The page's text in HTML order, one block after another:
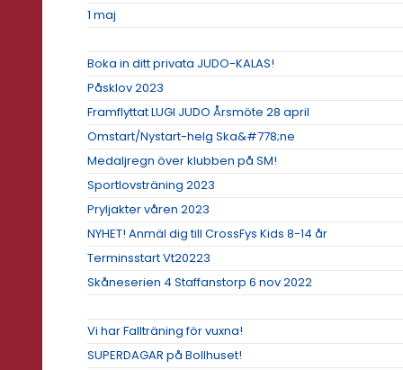
1 maj
Boka in ditt privata JUDO-KALAS!
Påsklov 2023
Framflyttat LUGI JUDO Årsmöte 28 april
Omstart/Nystart-helg Ska&#778;ne
Medaljregn över klubben på SM!
Sportlovsträning 2023
Pryljakter våren 2023
NYHET! Anmäl dig till CrossFys Kids 8-14 år
Terminsstart Vt20223
Skåneserien 4 Staffanstorp 6 nov 2022
Vi har Fallträning för vuxna!
SUPERDAGAR på Bollhuset!